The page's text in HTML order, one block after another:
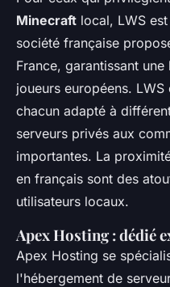
Minecraft local, LWS
société française
France, garantissant
joueurs européens.
chacun adapté à
serveurs privés aux
importantes. La
en français sont des
utilisateurs locaux.
Apex Hosting : dédié
Apex Hosting se
l'hébergement de